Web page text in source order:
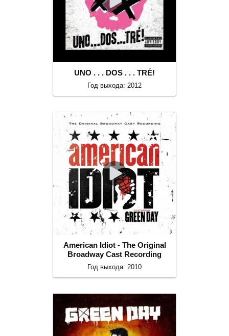
UNO . . . DOS . . . TRÉ!
Год выхода: 2012
American Idiot - The Original
Broadway Cast Recording
Год выхода: 2010